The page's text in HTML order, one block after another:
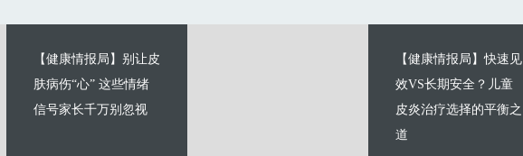
【健康情报局】别让皮
肤病伤“心” 这些情绪
信号家长千万别忽视
【健康情报局】快速见
效VS长期安全？儿童
皮炎治疗选择的平衡之
道